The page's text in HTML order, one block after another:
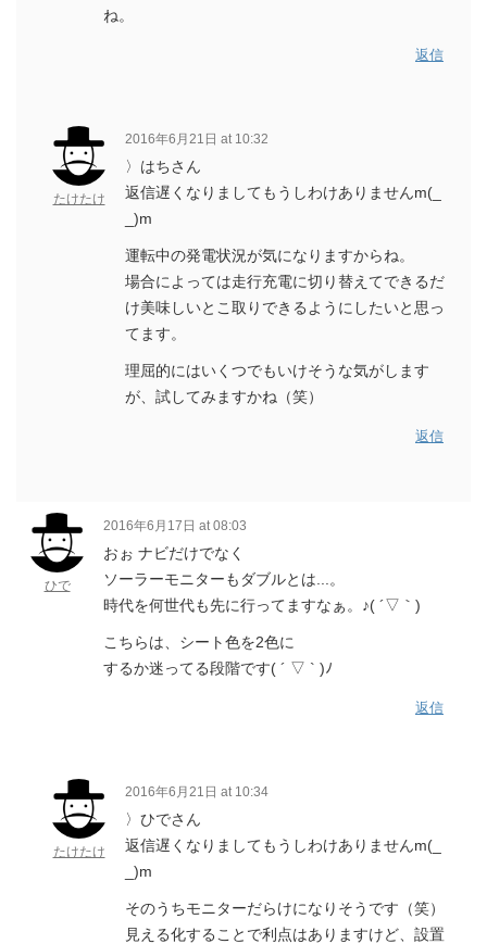
ね。
返信
たけたけ
2016年6月21日 at 10:32
〉はちさん
返信遅くなりましてもうしわけありませんm(_
_)m
運転中の発電状況が気になりますからね。
場合によっては走行充電に切り替えてできるだ
け美味しいとこ取りできるようにしたいと思っ
てます。
理屈的にはいくつでもいけそうな気がします
が、試してみますかね（笑）
返信
ひで
2016年6月17日 at 08:03
おぉ ナビだけでなく
ソーラーモニターもダブルとは...。
時代を何世代も先に行ってますなぁ。♪( ´▽｀)
こちらは、シート色を2色に
するか迷ってる段階です( ´ ▽ ` )ﾉ
返信
たけたけ
2016年6月21日 at 10:34
〉ひでさん
返信遅くなりましてもうしわけありませんm(_
_)m
そのうちモニターだらけになりそうです（笑）
見える化することで利点はありますけど、設置